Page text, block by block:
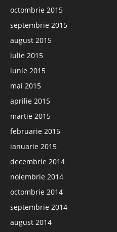
octombrie 2015
septembrie 2015
august 2015
iulie 2015
iunie 2015
mai 2015
aprilie 2015
martie 2015
februarie 2015
ianuarie 2015
decembrie 2014
noiembrie 2014
octombrie 2014
septembrie 2014
august 2014